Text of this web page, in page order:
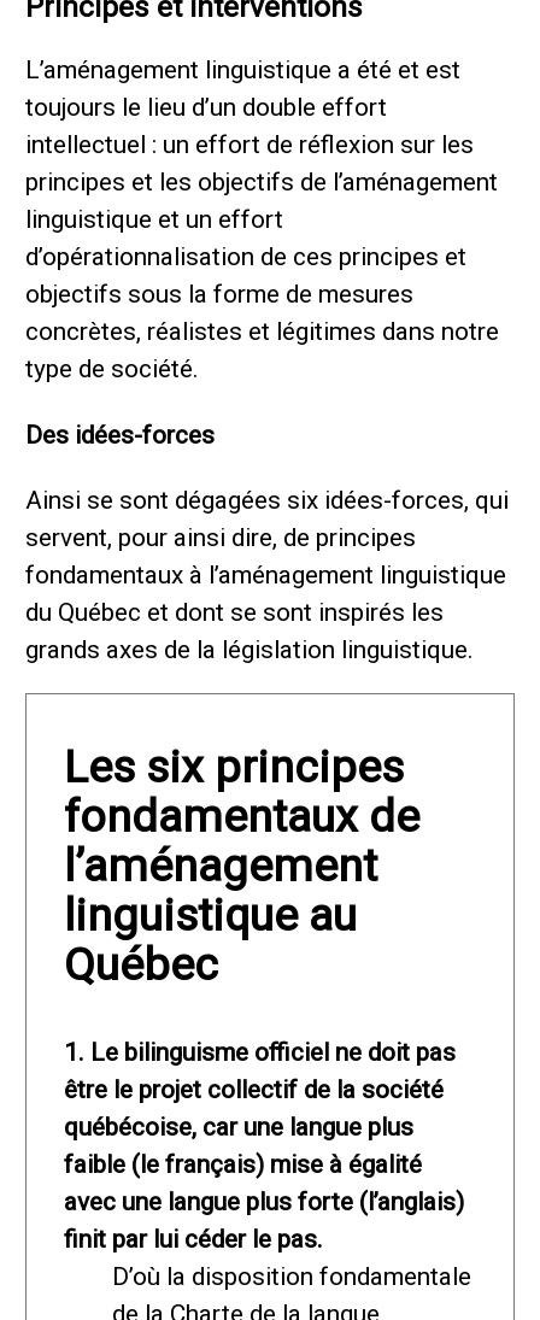
L’aménagement linguistique a été et est
toujours le lieu d’un double effort
intellectuel : un effort de réflexion sur les
principes et les objectifs de l’aménagement
linguistique et un effort
d’opérationnalisation de ces principes et
objectifs sous la forme de mesures
concrètes, réalistes et légitimes dans notre
type de société.
Des idées-forces
Ainsi se sont dégagées six idées-forces, qui
servent, pour ainsi dire, de principes
fondamentaux à l’aménagement linguistique
du Québec et dont se sont inspirés les
grands axes de la législation linguistique.
Les six principes
fondamentaux de
l’aménagement
linguistique au
Québec
1. Le bilinguisme officiel ne doit pas
être le projet collectif de la société
québécoise, car une langue plus
faible (le français) mise à égalité
avec une langue plus forte (l’anglais)
finit par lui céder le pas.
D’où la disposition fondamentale